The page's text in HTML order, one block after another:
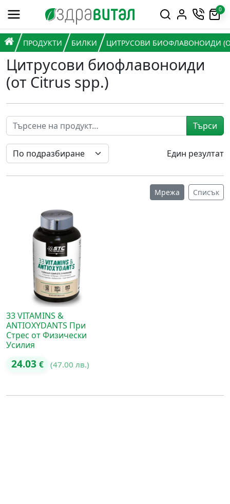
Премини към съдържанието
Горна навигация
0
Главна навигация
НАЧАЛО
ПРОДУКТИ БИЛКИ ЦИТРУСОВИ БИОФЛАВОНОИДИ (ОТ
Цитрусови биофлавоноиди
(от Citrus spp.)
Един резултат
Търси
Мрежа Списък
33 VITAMINS &
ANTIOXYDANTS При
Стрес от Физически
Усилия
24.03 € (47.00 лв.)